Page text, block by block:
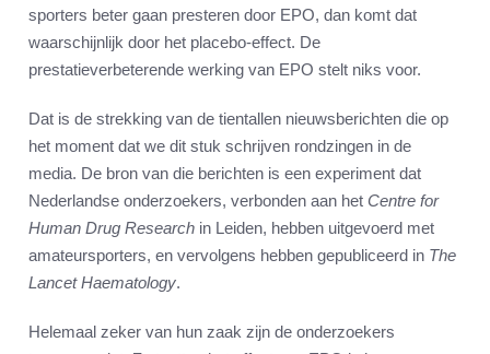
sporters beter gaan presteren door EPO, dan komt dat
waarschijnlijk door het placebo-effect. De
prestatieverbeterende werking van EPO stelt niks voor.
Dat is de strekking van de tientallen nieuwsberichten die op
het moment dat we dit stuk schrijven rondzingen in de
media. De bron van die berichten is een experiment dat
Nederlandse onderzoekers, verbonden aan het Centre for
Human Drug Research in Leiden, hebben uitgevoerd met
amateursporters, en vervolgens hebben gepubliceerd in The
Lancet Haematology.
Helemaal zeker van hun zaak zijn de onderzoekers